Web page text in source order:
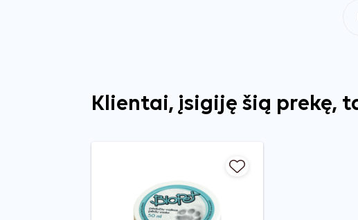
Klientai, įsigiję šią prekę,